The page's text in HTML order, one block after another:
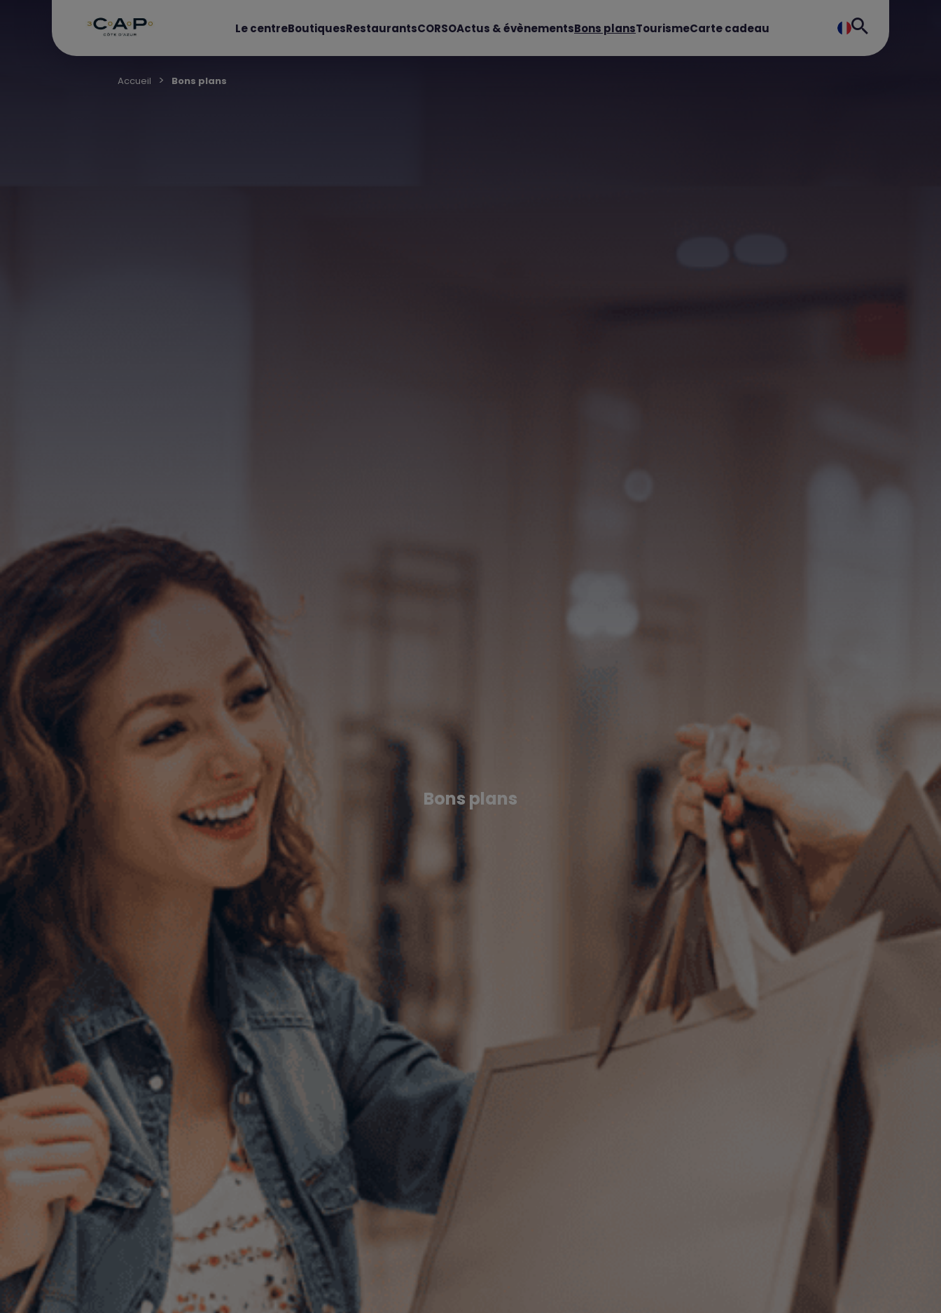
Le centreBoutiquesRestaurantsCORSOActus & évènementsBons plansTourismeCarte cadeau
Accueil Bons plans
Bons plans